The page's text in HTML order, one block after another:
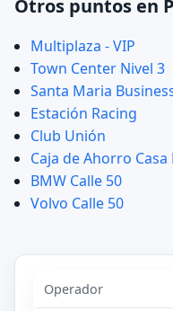
Otros puntos en
Multiplaza - VIP
Town Center Nivel 3
Santa Maria
Estación Racing
Club Unión
Caja de Ahorro
BMW Calle 50
Volvo Calle 50
Operador